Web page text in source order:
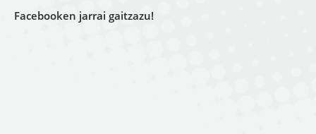
Facebooken jarrai gaitzazu!